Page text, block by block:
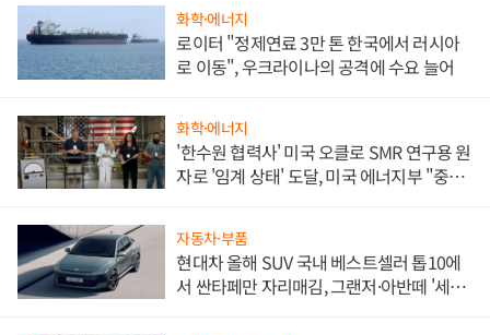
화학·에너지
로이터 "정제연료 3만 톤 한국에서 러시아
로 이동", 우크라이나의 공격에 수요 늘어
화학·에너지
'한수원 협력사' 미국 오클로 SMR 연구용 원
자로 '임계 상태' 도달, 미국 에너지부 "중요
자동차·부품
현대차 올해 SUV 국내 베스트셀러 톱10에
서 싼타페만 자리매김, 그랜저·아반떼 '세단